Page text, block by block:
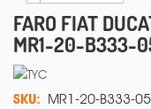
FARO FIAT
MR1-20-B333-
SKU: MR1-20-B333-